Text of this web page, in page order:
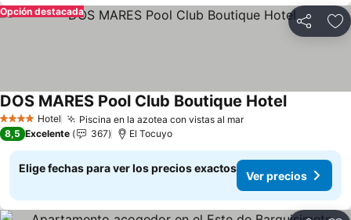
Compartir
Opción destacada
4 EstrellasHotel Piscina en la azotea con vistas al marVer precios
DOS MARES Pool Club Boutique HotelVer
8,5 Excelente 367 El Tocuyo
Elige fechas para ver los precios exactos
Ver precios